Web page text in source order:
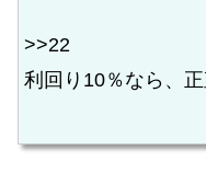
>>22
利回り10％なら、